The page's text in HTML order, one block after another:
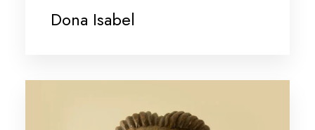
Dona Isabel